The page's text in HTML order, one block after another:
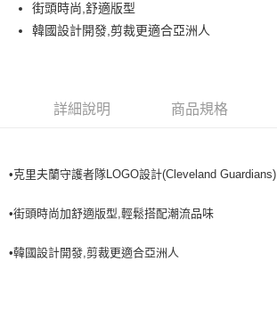
街口支付
全家取貨付款<未取貨列黑名單/不支援離島取退>
全家取貨<不支援離島取退>
每筆NT$60，滿NT$499(含以上)免運費
街頭時尚,舒適版型
韓國設計開發,剪裁更適合亞洲人
詳細說明 商品規格
•克里夫蘭守護者隊LOGO設計(Cleveland Guardians)
•街頭時尚加舒適版型,輕鬆搭配潮流品味
•韓國設計開發,剪裁更適合亞洲人